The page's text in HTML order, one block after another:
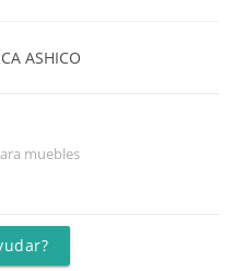
ASHICO
muebles